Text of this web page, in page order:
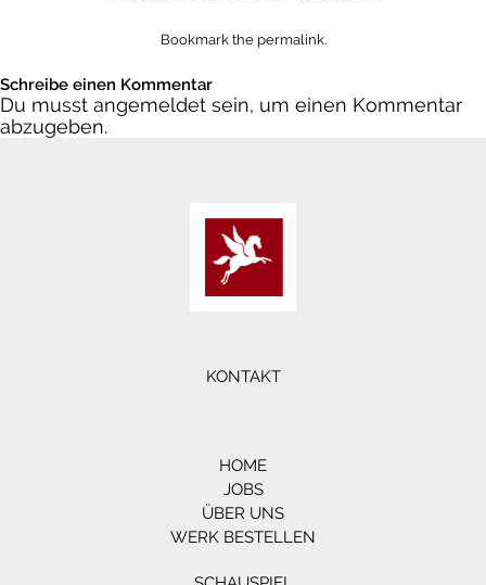
Bookmark the permalink.
Schreibe einen Kommentar
Du musst angemeldet sein, um einen Kommentar
abzugeben.
KONTAKT
HOME
JOBS
ÜBER UNS
WERK BESTELLEN